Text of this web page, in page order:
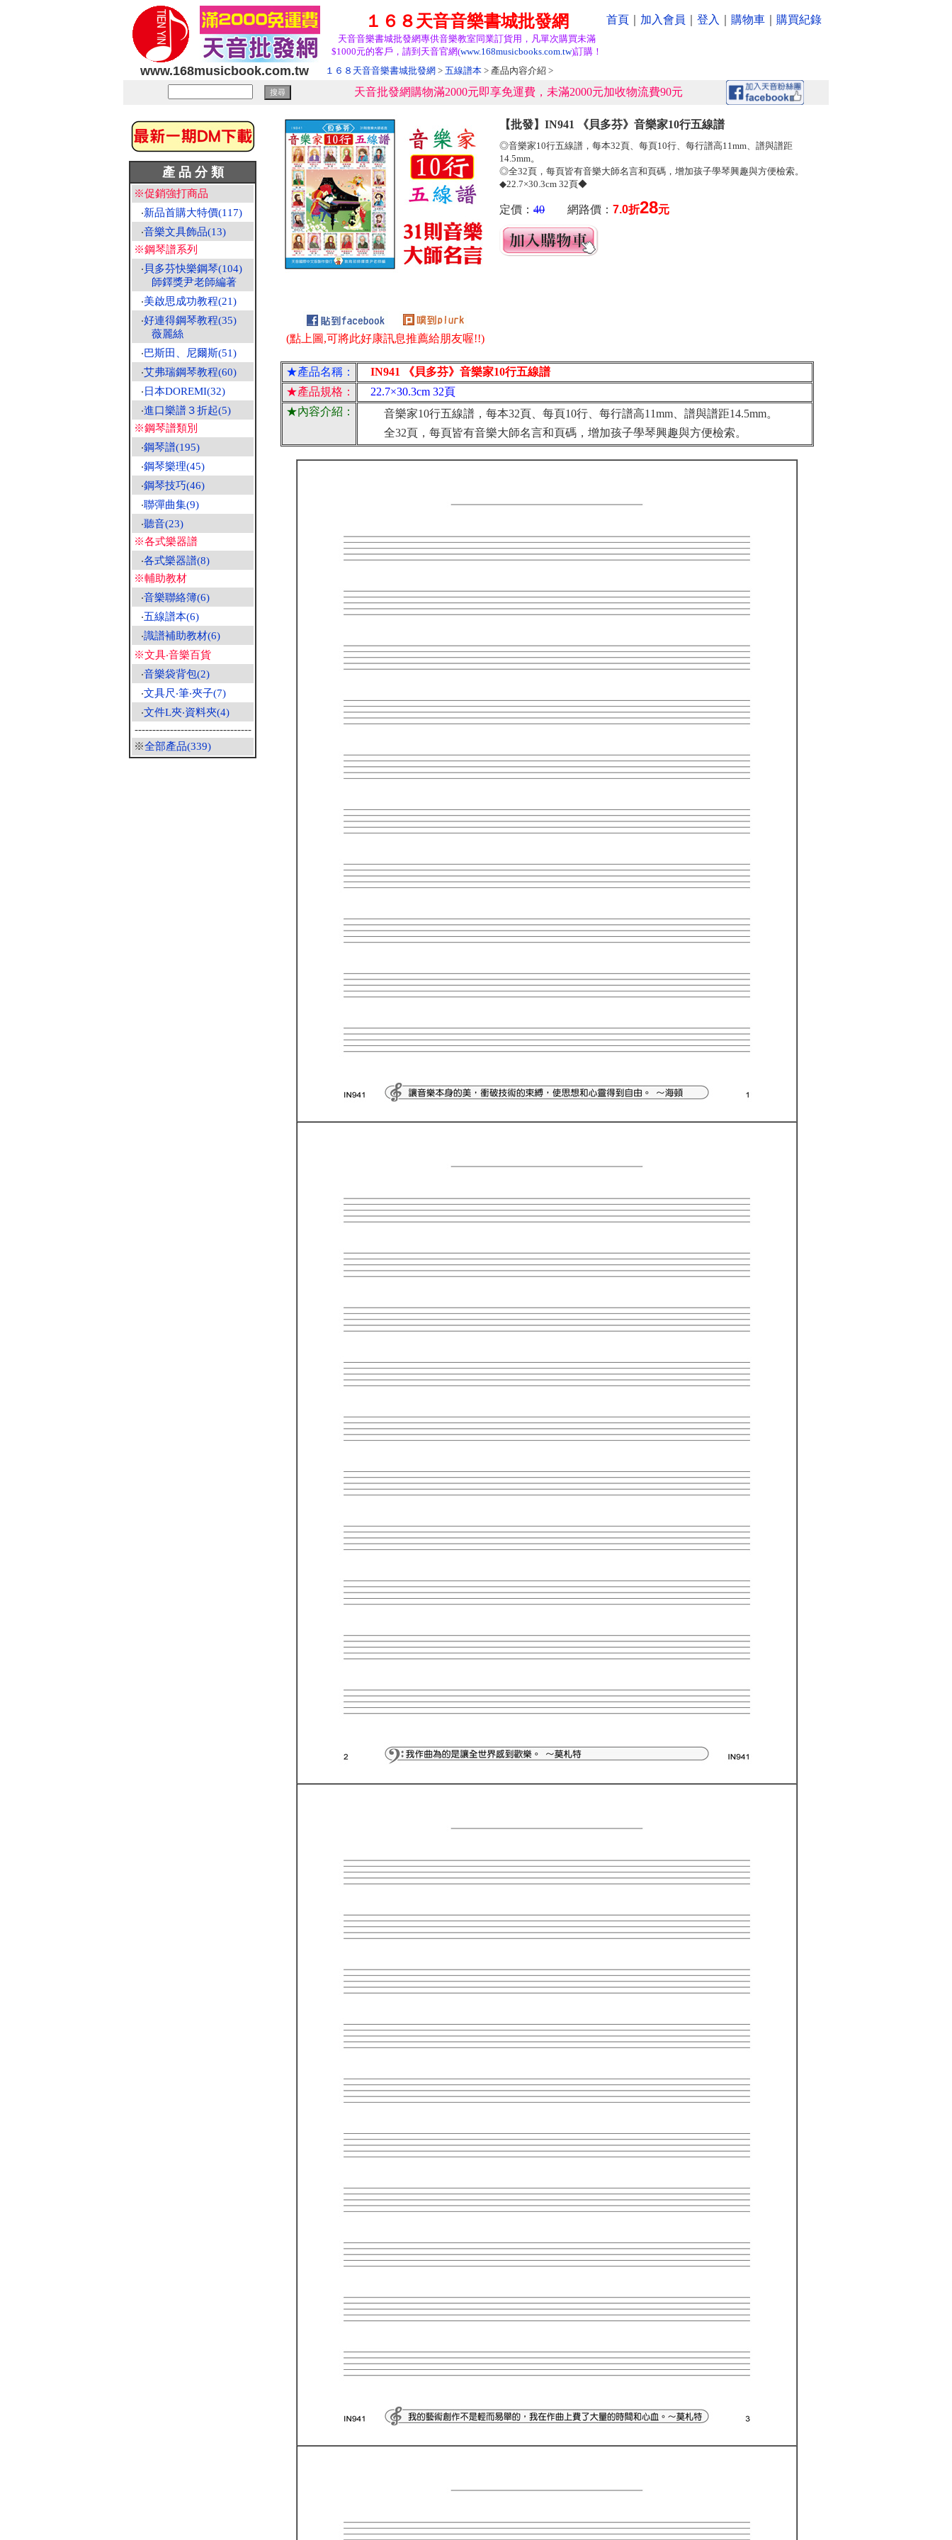
１６８天音音樂書城批發網
天音音樂書城批發網專供音樂教室同業訂貨用，凡單次購買未滿
$1000元的客戶，請到天音官網(www.168musicbooks.com.tw)訂購！
首頁 加入會員 登入 購物車 購買紀錄
www.168musicbook.com.tw １６８天音音樂書城批發網 > 五線譜本 > 產品內容介紹 >
天音批發網購物滿2000元即享免運費，未滿2000元加收物流費90元
產 品 分 類
※促銷強打商品
‧新品首購大特價(117)
‧音樂文具飾品(13)
※鋼琴譜系列
‧ 貝多芬快樂鋼琴(104)
師鐸獎尹老師編著
‧美啟思成功教程(21)
‧好連得鋼琴教程(35)
薇麗絲
‧巴斯田、尼爾斯(51)
‧艾弗瑞鋼琴教程(60)
‧ 日本DOREMI(32)
‧進口樂譜３折起(5)
※鋼琴譜類別
‧鋼琴譜(195)
‧鋼琴樂理(45)
‧鋼琴技巧(46)
‧聯彈曲集(9)
‧聽音(23)
※各式樂器譜
‧各式樂器譜(8)
※輔助教材
‧音樂聯絡簿(6)
‧五線譜本(6)
‧識譜補助教材(6)
※文具‧音樂百貨
‧音樂袋背包(2)
‧文具尺‧筆‧夾子(7)
‧文件L夾‧資料夾(4)
---------------------------------
※全部產品(339)
(點上圖,可將此好康訊息推薦給朋友喔!!)
【批發】IN941 《貝多芬》音樂家10行五線譜
◎音樂家10行五線譜，每本32頁、每頁10行、每行譜高11mm、譜與譜距
14.5mm。
◎全32頁，每頁皆有音樂大師名言和頁碼，增加孩子學琴興趣與方便檢索。
◆22.7×30.3cm 32頁◆
定價： 40 網路價： 7.0折28元
★產品名稱：
IN941 《貝多芬》音樂家10行五線譜
★產品規格：
22.7×30.3cm 32頁
★內容介紹：
音樂家10行五線譜，每本32頁、每頁10行、每行譜高11mm、譜與譜距14.5mm。
全32頁，每頁皆有音樂大師名言和頁碼，增加孩子學琴興趣與方便檢索。